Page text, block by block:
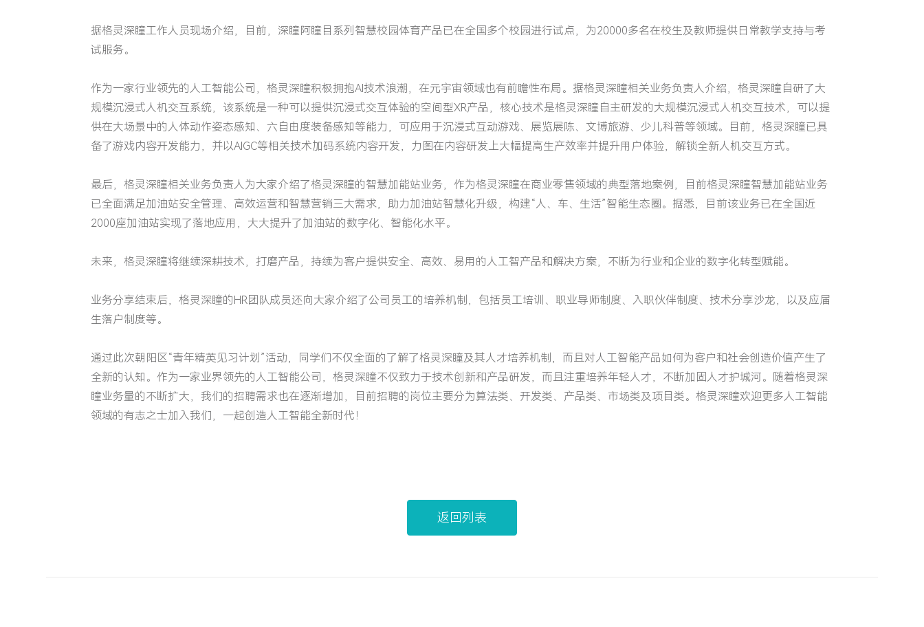
据格灵深瞳工作人员现场介绍，目前，深瞳阿瞳目系列智慧校园体育产品已在全国多个校园进行试点，为20000多名在校生及教师提供日常教学支持与考
试服务。
作为一家行业领先的人工智能公司，格灵深瞳积极拥抱AI技术浪潮，在元宇宙领域也有前瞻性布局。据格灵深瞳相关业务负责人介绍，格灵深瞳自研了大
规模沉浸式人机交互系统，该系统是一种可以提供沉浸式交互体验的空间型XR产品，核心技术是格灵深瞳自主研发的大规模沉浸式人机交互技术，可以提
供在大场景中的人体动作姿态感知、六自由度装备感知等能力，可应用于沉浸式互动游戏、展览展陈、文博旅游、少儿科普等领域。目前，格灵深瞳已具
备了游戏内容开发能力，并以AIGC等相关技术加码系统内容开发，力图在内容研发上大幅提高生产效率并提升用户体验，解锁全新人机交互方式。
最后，格灵深瞳相关业务负责人为大家介绍了格灵深瞳的智慧加能站业务，作为格灵深瞳在商业零售领域的典型落地案例，目前格灵深瞳智慧加能站业务
已全面满足加油站安全管理、高效运营和智慧营销三大需求，助力加油站智慧化升级，构建“人、车、生活”智能生态圈。据悉，目前该业务已在全国近
2000座加油站实现了落地应用，大大提升了加油站的数字化、智能化水平。
未来，格灵深瞳将继续深耕技术，打磨产品，持续为客户提供安全、高效、易用的人工智产品和解决方案，不断为行业和企业的数字化转型赋能。
业务分享结束后，格灵深瞳的HR团队成员还向大家介绍了公司员工的培养机制，包括员工培训、职业导师制度、入职伙伴制度、技术分享沙龙，以及应届
生落户制度等。
通过此次朝阳区“青年精英见习计划”活动，同学们不仅全面的了解了格灵深瞳及其人才培养机制，而且对人工智能产品如何为客户和社会创造价值产生了
全新的认知。作为一家业界领先的人工智能公司，格灵深瞳不仅致力于技术创新和产品研发，而且注重培养年轻人才，不断加固人才护城河。随着格灵深
瞳业务量的不断扩大，我们的招聘需求也在逐渐增加，目前招聘的岗位主要分为算法类、开发类、产品类、市场类及项目类。格灵深瞳欢迎更多人工智能
领域的有志之士加入我们，一起创造人工智能全新时代！
返回列表